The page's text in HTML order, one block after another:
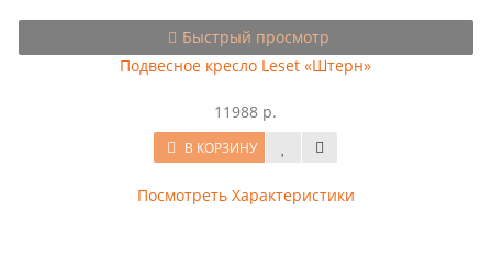
Быстрый просмотр
Подвесное кресло Leset «Штерн»
11988 р.
В КОРЗИНУ
Посмотреть Характеристики